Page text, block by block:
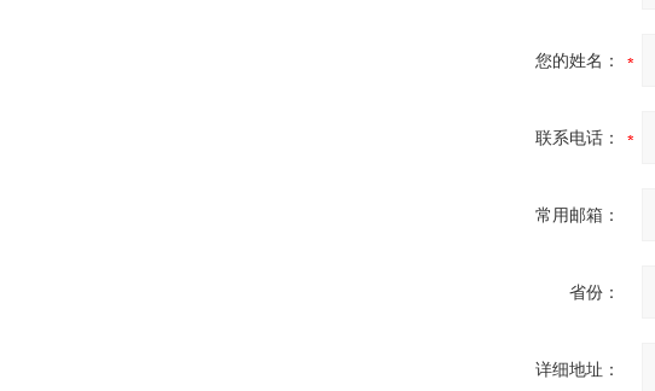
您的姓名：
联系电话：
常用邮箱：
省份：
详细地址：